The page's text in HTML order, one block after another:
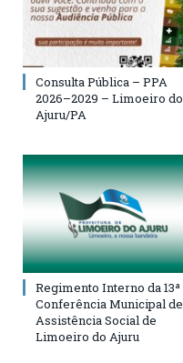
Consulta Pública – PPA
2026–2029 – Limoeiro do
Ajuru/PA
Regimento Interno da 13ª
Conferência Municipal de
Assistência Social de
Limoeiro do Ajuru